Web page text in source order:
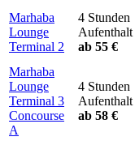
Marhaba
Lounge
Terminal 2
4 Stunden
Aufenthalt
ab 55 €
Marhaba
Lounge
Terminal 3
Concourse
A
4 Stunden
Aufenthalt
ab 58 €